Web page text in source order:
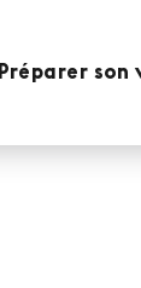
Préparer son